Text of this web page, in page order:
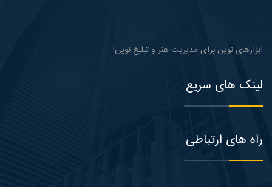
ابزارهای نوین برای مدیریت هنر و تبلیغ نوین!
لینک های سریع
راه های ارتباطی